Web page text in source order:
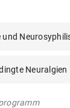
und
Neuralgien